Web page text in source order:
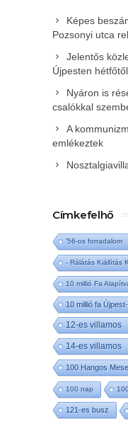
Képes
Pozsonyi utca
Jelentős
Újpesten hétfőtől
Nyáron is
csalókkal
A
emlékeztek
Címkefelhő
'56-os forradalom
- Rálátás Kiállítás
10 millió Fa
10 millió fa
12-es villamos
14-es villamos
100 Hangos
100 nap
121-es busz